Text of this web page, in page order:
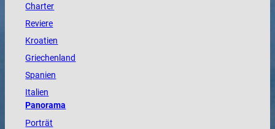
Charter
Reviere
Kroatien
Griechenland
Spanien
Italien
Panorama
Porträt